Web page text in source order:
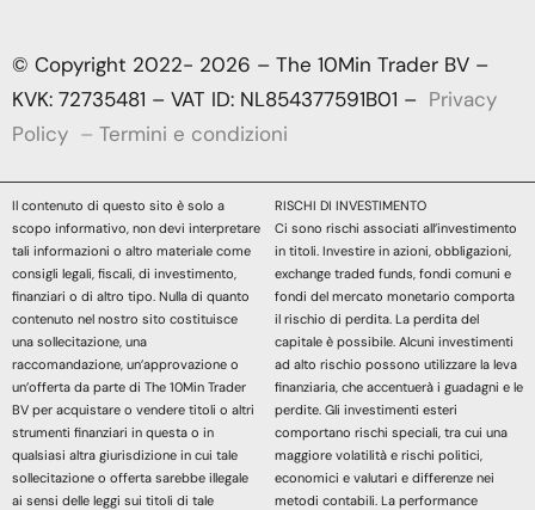
© Copyright 2022- 2026 – The 10Min Trader BV –
KVK: 72735481 – VAT ID: NL854377591B01 – Privacy
Policy – Termini e condizioni
Il contenuto di questo sito è solo a
scopo informativo, non devi interpretare
tali informazioni o altro materiale come
consigli legali, fiscali, di investimento,
finanziari o di altro tipo. Nulla di quanto
contenuto nel nostro sito costituisce
una sollecitazione, una
raccomandazione, un’approvazione o
un’offerta da parte di The 10Min Trader
BV per acquistare o vendere titoli o altri
strumenti finanziari in questa o in
qualsiasi altra giurisdizione in cui tale
sollecitazione o offerta sarebbe illegale
ai sensi delle leggi sui titoli di tale
RISCHI DI INVESTIMENTO
Ci sono rischi associati all’investimento
in titoli. Investire in azioni, obbligazioni,
exchange traded funds, fondi comuni e
fondi del mercato monetario comporta
il rischio di perdita. La perdita del
capitale è possibile. Alcuni investimenti
ad alto rischio possono utilizzare la leva
finanziaria, che accentuerà i guadagni e le
perdite. Gli investimenti esteri
comportano rischi speciali, tra cui una
maggiore volatilità e rischi politici,
economici e valutari e differenze nei
metodi contabili. La performance